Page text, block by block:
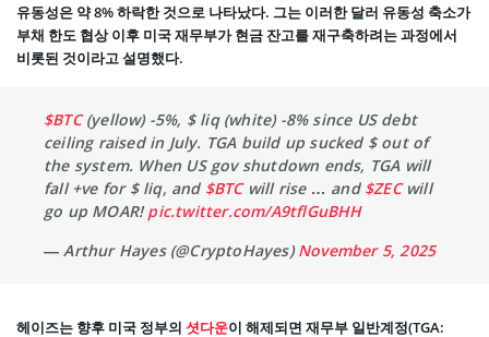
유동성은 약 8% 하락한 것으로 나타났다. 그는 이러한 달러 유동성 축소가
부채 한도 협상 이후 미국 재무부가 현금 잔고를 재구축하려는 과정에서
비롯된 것이라고 설명했다.
$BTC(yellow) -5%, $ liq (white) -8% since US debt
ceiling raised in July. TGA build up sucked $ out of
the system. When US gov shutdown ends, TGA will
fall +ve for $ liq, and $BTCwill rise … and $ZECwill
go up MOAR!pic.twitter.com/A9tflGuBHH
— Arthur Hayes (@CryptoHayes)November 5, 2025
헤이즈는 향후 미국 정부의 셧다운이 해제되면 재무부 일반계정(TGA: